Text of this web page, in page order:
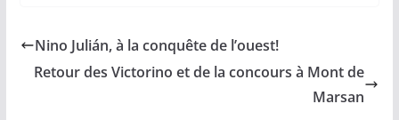
o
o
i
n
A
p
g
e
Nino Julián, à la conquête de l’ouest!
Retour des Victorino et de la concours à Mont de
Marsan